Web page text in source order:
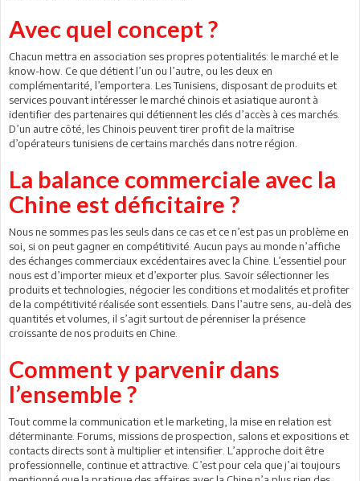
Avec quel concept ?
Chacun mettra en association ses propres potentialités: le marché et le
know-how. Ce que détient l’un ou l’autre, ou les deux en
complémentarité, l’emportera. Les Tunisiens, disposant de produits et
services pouvant intéresser le marché chinois et asiatique auront à
identifier des partenaires qui détiennent les clés d’accès à ces marchés.
D’un autre côté, les Chinois peuvent tirer profit de la maîtrise
d’opérateurs tunisiens de certains marchés dans notre région.
La balance commerciale avec la
Chine est déficitaire ?
Nous ne sommes pas les seuls dans ce cas et ce n’est pas un problème en
soi, si on peut gagner en compétitivité. Aucun pays au monde n’affiche
des échanges commerciaux excédentaires avec la Chine. L’essentiel pour
nous est d’importer mieux et d’exporter plus. Savoir sélectionner les
produits et technologies, négocier les conditions et modalités et profiter
de la compétitivité réalisée sont essentiels. Dans l’autre sens, au-delà des
quantités et volumes, il s’agit surtout de pérenniser la présence
croissante de nos produits en Chine.
Comment y parvenir dans
l’ensemble ?
Tout comme la communication et le marketing, la mise en relation est
déterminante. Forums, missions de prospection, salons et expositions et
contacts directs sont à multiplier et intensifier. L’approche doit être
professionnelle, continue et attractive. C’est pour cela que j’ai toujours